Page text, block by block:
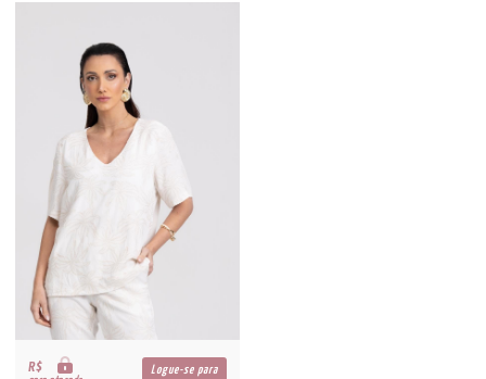
R$
Logue-se para